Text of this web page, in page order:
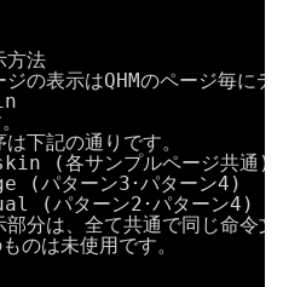
方法
の表示はQHMのページ毎に
下記の通りです。
(各サンプルページ共通)
パターン3･パターン4)
(パターン2･パターン4)
分は、全て共通で同じ命令
のは未使用です。